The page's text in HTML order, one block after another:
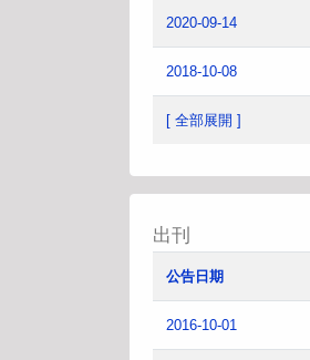
2020-09-14
2018-10-08
[ 全部展開 ]
出刊
公告日期
2016-10-01